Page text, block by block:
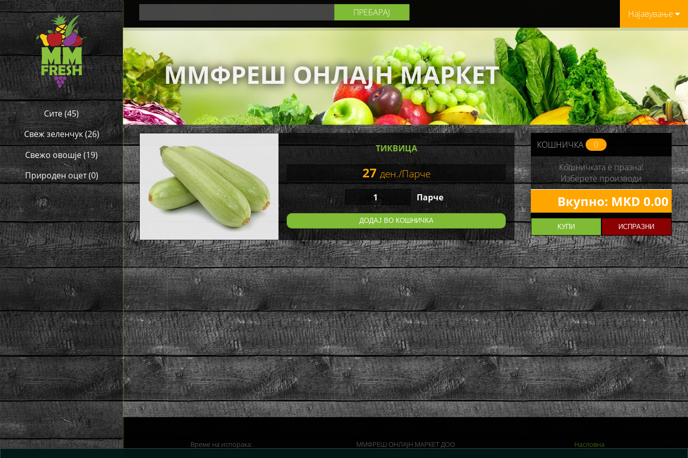
Сите(45)
Свеж зеленчук(26)
Свежо овошје(19)
Природен оцет(0)
Најавување
ММФРЕШ ОНЛАЈН МАРКЕТ
ТИКВИЦА
27 ден./Парче
Парче
ДОДАЈ ВО КОШНИЧКА
КОШНИЧКА
0
Кошничката е празна!
Изберете производи
Вкупно: MKD 0.00
КУПИ ИСПРАЗНИ
Време на испорака:
ММФРЕШ ОНЛАЈН МАРКЕТ ДОО
Насловна